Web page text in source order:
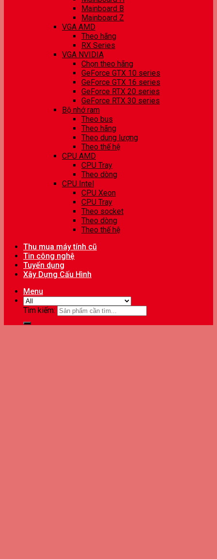
Mainboard B
Mainboard Z
VGA AMD
Theo hãng
RX Series
VGA NVIDIA
Chọn theo hãng
GeForce GTX 10 series
GeForce GTX 16 series
GeForce RTX 20 series
GeForce RTX 30 series
Bộ nhớ ram
Theo bus
Theo hãng
Theo dung lượng
Theo thế hệ
CPU AMD
CPU Tray
Theo dòng
CPU Intel
CPU Xeon
CPU Tray
Theo socket
Theo dòng
Theo thế hệ
Thu mua máy tính cũ
Tin công nghệ
Tuyển dụng
Xây Dựng Cấu Hình
Menu
Tìm kiếm: